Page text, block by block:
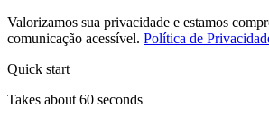
Valorizamos sua privacidade e estamos
comunicação acessível. Política de
Quick start
Takes about 60 seconds